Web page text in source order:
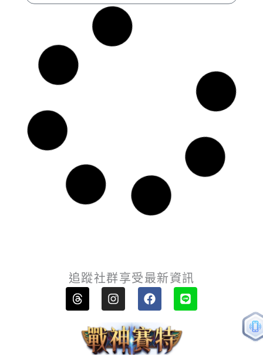
追蹤社群享受最新資訊
T
h
e
a
I
n
t
a
g
F
a
e
b
o
L
i